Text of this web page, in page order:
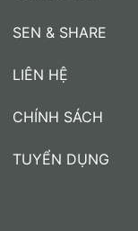
SEN & SHARE
LIÊN HỆ
CHÍNH SÁCH
TUYỂN DỤNG